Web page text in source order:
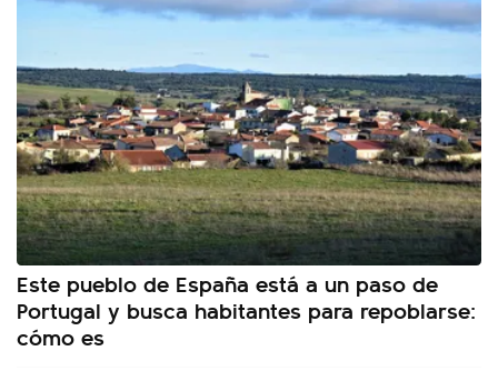
Este pueblo de España está a un paso de
Portugal y busca habitantes para repoblarse:
cómo es